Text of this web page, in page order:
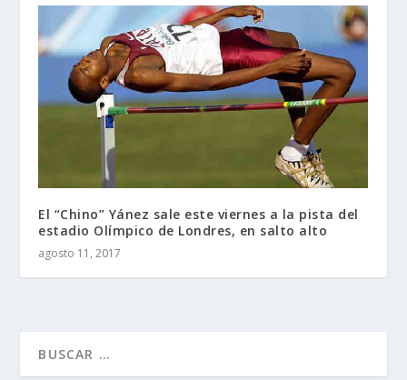
El “Chino” Yánez sale este viernes a la pista del
estadio Olímpico de Londres, en salto alto
agosto 11, 2017